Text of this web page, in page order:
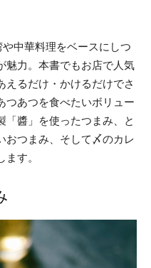
中華料理をベースにしつ
魅力。本書でもお店で人気
えるだけ・かけるだけでさ
つあつを食べたいボリュー
「醬」を使ったつまみ、と
おつまみ、そして〆のカレ
す。